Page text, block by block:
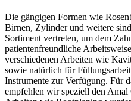
Die gängigen Formen wie
Birnen, Zylinder und weitere
Sortiment vertreten, um dem
patientenfreundliche
verschiedenen Arbeiten wie
sowie natürlich für
Instrumente zur Verfügung. Für
empfehlen wir speziell den